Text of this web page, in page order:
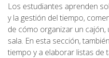
Los estudiantes aprenden
y la gestión del tiempo,
de cómo organizar un
sala. En esta sección,
tiempo y a elaborar listas de